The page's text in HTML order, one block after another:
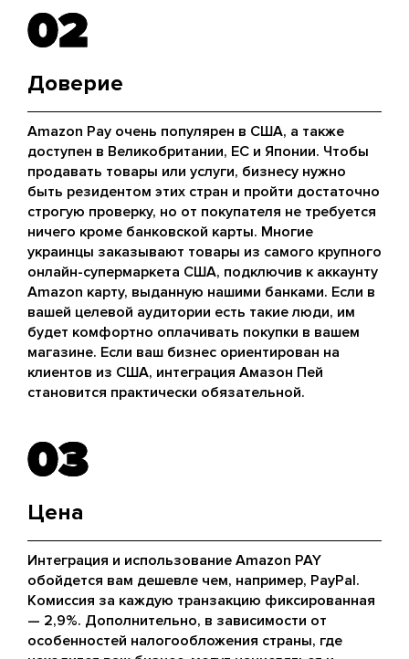
02
02
Доверие
Amazon Pay очень популярен в США, а также
доступен в Великобритании, ЕС и Японии. Чтобы
продавать товары или услуги, бизнесу нужно
быть резидентом этих стран и пройти достаточно
строгую проверку, но от покупателя не требуется
ничего кроме банковской карты. Многие
украинцы заказывают товары из самого крупного
онлайн-супермаркета США, подключив к аккаунту
Amazon карту, выданную нашими банками. Если в
вашей целевой аудитории есть такие люди, им
будет комфортно оплачивать покупки в вашем
магазине. Если ваш бизнес ориентирован на
клиентов из США, интеграция Амазон Пей
становится практически обязательной.
03
03
Цена
Интеграция и использование Amazon PAY
обойдется вам дешевле чем, например, PayPal.
Комиссия за каждую транзакцию фиксированная
— 2,9%. Дополнительно, в зависимости от
особенностей налогообложения страны, где